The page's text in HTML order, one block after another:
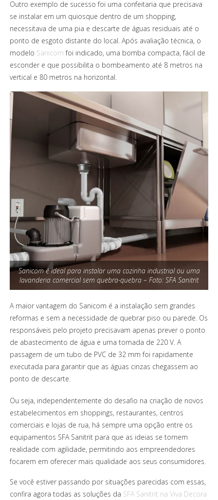
Outro exemplo de sucesso foi uma confeitaria que precisava
se instalar em um quiosque dentro de um shopping,
necessitava de uma pia e descarte de águas residuais até o
ponto de esgoto distante do local. Após avaliação técnica, o
modelo Sanicom foi indicado, uma bomba compacta, fácil de
esconder e que possibilita o bombeamento até 8 metros na
vertical e 80 metros na horizontal.
Sanicom é ideal para instalar uma cozinha industrial ou uma
lavanderia comercial sem quebra-quebra – Foto: SFA Sanitrit
A maior vantagem do Sanicom é a instalação sem grandes
reformas e sem a necessidade de quebrar piso ou parede. Os
responsáveis pelo projeto precisavam apenas prever o ponto
de abastecimento de água e uma tomada de 220 V. A
passagem de um tubo de PVC de 32 mm foi rapidamente
executada para garantir que as águas cinzas chegassem ao
ponto de descarte.
Ou seja, independentemente do desafio na criação de novos
estabelecimentos em shoppings, restaurantes, centros
comerciais e lojas de rua, há sempre uma opção entre os
equipamentos SFA Sanitrit para que as ideias se tornem
realidade com agilidade, permitindo aos empreendedores
focarem em oferecer mais qualidade aos seus consumidores.
Se você estiver passando por situações parecidas com essas,
confira agora todas as soluções da SFA Sanitrit na Viva Decora